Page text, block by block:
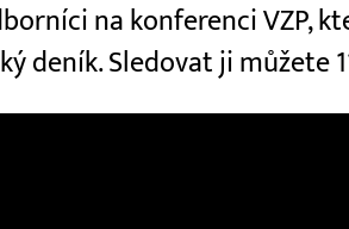
na konferenci VZP,
deník. Sledovat ji můžete